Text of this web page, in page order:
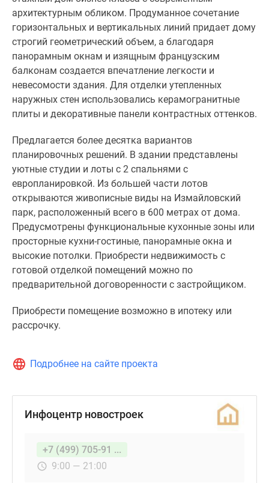
архитектурным обликом. Продуманное сочетание
горизонтальных и вертикальных линий придает дому
строгий геометрический объем, а благодаря
панорамным окнам и изящным французским
балконам создается впечатление легкости и
невесомости здания. Для отделки утепленных
наружных стен использовались керамогранитные
плиты и декоративные панели контрастных оттенков.
Предлагается более десятка вариантов
планировочных решений. В здании представлены
уютные студии и лоты с 2 спальнями с
европланировкой. Из большей части лотов
открываются живописные виды на Измайловский
парк, расположенный всего в 600 метрах от дома.
Предусмотрены функциональные кухонные зоны или
просторные кухни-гостиные, панорамные окна и
высокие потолки. Приобрести недвижимость с
готовой отделкой помещений можно по
предварительной договоренности с застройщиком.
Приобрести помещение возможно в ипотеку или
рассрочку.
Подробнее на сайте проекта
Инфоцентр новостроек
+7 (499) 705-91 ...
9:00 — 21:00